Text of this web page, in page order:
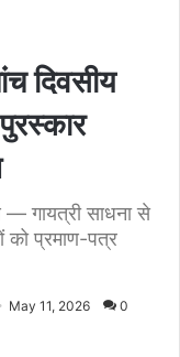
दिवसीय
— गायत्री साधना से
को प्रमाण-पत्र
May 11, 2026 0